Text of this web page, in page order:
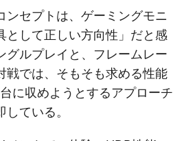
ンセプトは、ゲーミングモニ
として正しい方向性」だと感
グルプレイと、フレームレー
戦では、そもそも求める性能
に収めようとするアプローチ
ている。